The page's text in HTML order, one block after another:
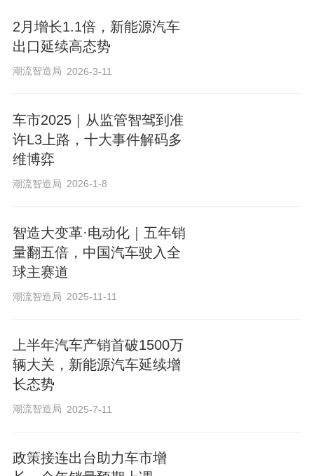
拓展正成为比亚迪重要的增长引擎。比亚
迪品牌及公关部门总经理李云飞年初透
露，公司计划在2026年向中国以外地区销
同为多品牌运营的汽车集团，奇瑞集团1月
五大品牌总销量超20万辆，同比下降
祺BU完成组建后首次发布月度销量，其销
量同比分别增长171.63%和51.06%。长城
汽车1月销售超9万辆，同比增长11.59%。
新势力车企中，小米汽车1月交付量超3.9
万辆，首次超越零跑汽车。赛力斯、极
氪、蔚来1月销量同比分别增长104.85%、
99.7%和96.08%，成为当月表现亮眼的高
2月增长1.1倍，新能源汽车
出口延续高态势
潮流智造局 2026-3-11
车市2025｜从监管智驾到准
许L3上路，十大事件解码多
维博弈
潮流智造局 2026-1-8
智造大变革·电动化｜五年销
量翻五倍，中国汽车驶入全
球主赛道
潮流智造局 2025-11-11
上半年汽车产销首破1500万
辆大关，新能源汽车延续增
长态势
潮流智造局 2025-7-11
政策接连出台助力车市增